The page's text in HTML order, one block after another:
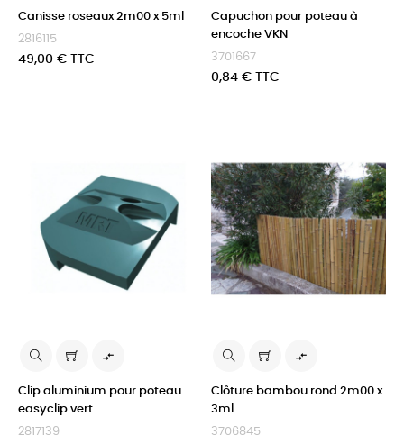
Canisse roseaux 2m00 x 5ml
2816115
Prix
49,00 € TTC
Capuchon pour poteau à
encoche VKN
3701667
Prix
0,84 € TTC

Clip aluminium pour poteau
easyclip vert
2817139

Clôture bambou rond 2m00 x
3ml
3706845